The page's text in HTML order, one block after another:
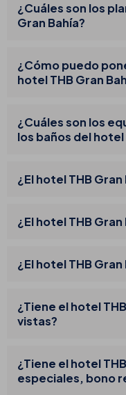
¿Cuáles son los
Gran Bahía?
¿Cómo puedo
hotel THB Gran
¿Cuáles son los
los baños del hotel
¿El hotel THB
¿El hotel THB
¿El hotel THB
¿Tiene el hotel
vistas?
¿Tiene el hotel
especiales, bono